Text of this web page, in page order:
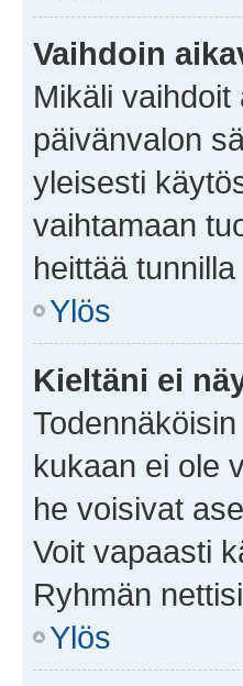
Vaihdoin
Mikäli
päivänvalon
yleisesti
vaihtamaan
heittää
Ylös
Kieltäni ei
kukaan ei ole
he voisivat
Voit vapaasti
Ryhmän
Ylös